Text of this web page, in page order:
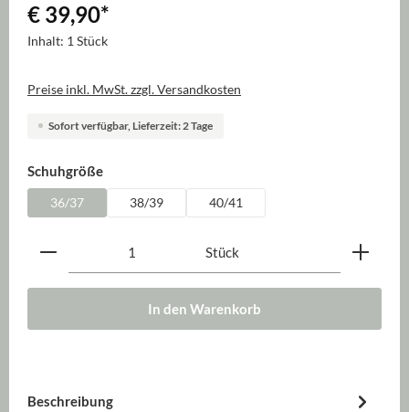
€ 39,90*
Inhalt: 1 Stück
Preise inkl. MwSt. zzgl. Versandkosten
Sofort verfügbar, Lieferzeit: 2 Tage
Schuhgrößeauswählen
36/37 38/39 40/41
Produkt Anzahl: Gib den gewünschten Wert ein
Stück
In den Warenkorb
Beschreibung